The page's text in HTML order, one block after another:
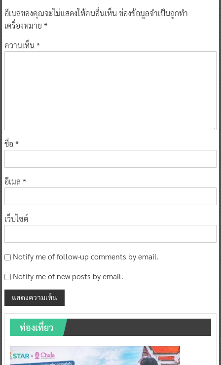
อีเมลของคุณจะไม่แสดงให้คนอื่นเห็นช่องข้อมูลจำเป็นถูกทำ
เครื่องหมาย *
ความเห็น*
ชื่อ *
อีเมล *
เว็บไซต์
Notify me of follow-up comments by email.
Notify me of new posts by email.
ท่องเที่ยว